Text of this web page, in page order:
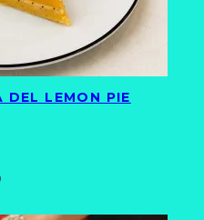
DEL LEMON PIE